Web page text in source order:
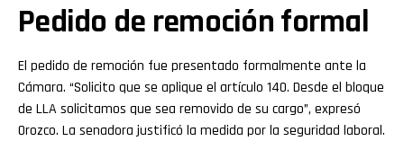
Pedido de remoción formal
El pedido de remoción fue presentado formalmente ante la
Cámara. “Solicito que se aplique el artículo 140. Desde el bloque
de LLA solicitamos que sea removido de su cargo”, expresó
Orozco. La senadora justificó la medida por la seguridad laboral.